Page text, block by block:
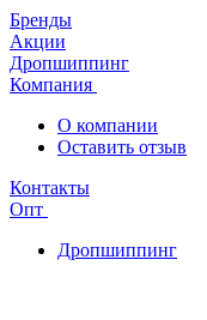
Бренды
Акции
Дропшиппинг
Компания
О компании
Оставить отзыв
Контакты
Опт
Дропшиппинг